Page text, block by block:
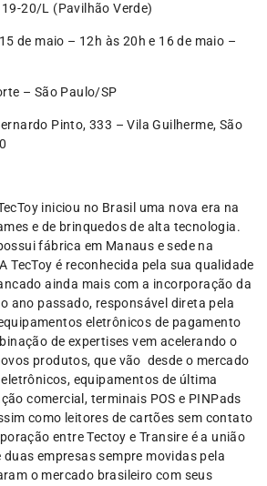
19-20/L (Pavilhão Verde)
de maio – 12h às 20h e 16 de maio –
– São Paulo/SP
Pinto, 333 – Vila Guilherme, São
iniciou no Brasil uma nova era na
e de brinquedos de alta tecnologia.
fábrica em Manaus e sede na
TecToy é reconhecida pela sua qualidade
ainda mais com a incorporação da
ano passado, responsável direta pela
eletrônicos de pagamento
de expertises vem acelerando o
produtos, que vão desde o mercado
equipamentos de última
comercial, terminais POS e PINPads
como leitores de cartões sem contato
entre Tectoy e Transire é a união
empresas sempre movidas pela
o mercado brasileiro com seus